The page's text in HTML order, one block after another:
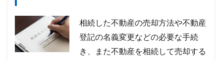
相続した不動産の売却方法や不動産
登記の名義変更などの必要な手続
き、また不動産を相続して売却する